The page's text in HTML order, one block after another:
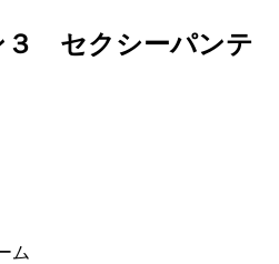
３ セクシーパンテ
ム